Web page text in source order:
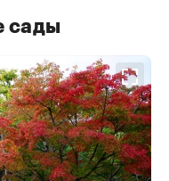
сады